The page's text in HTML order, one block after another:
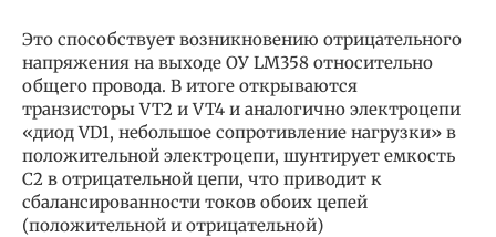
Это способствует возникновению отрицательного
напряжения на выходе ОУ LM358 относительно
общего провода. В итоге открываются
транзисторы VT2 и VT4 и аналогично электроцепи
«диод VD1, небольшое сопротивление нагрузки» в
положительной электроцепи, шунтирует емкость
С2 в отрицательной цепи, что приводит к
сбалансированности токов обоих цепей
(положительной и отрицательной)